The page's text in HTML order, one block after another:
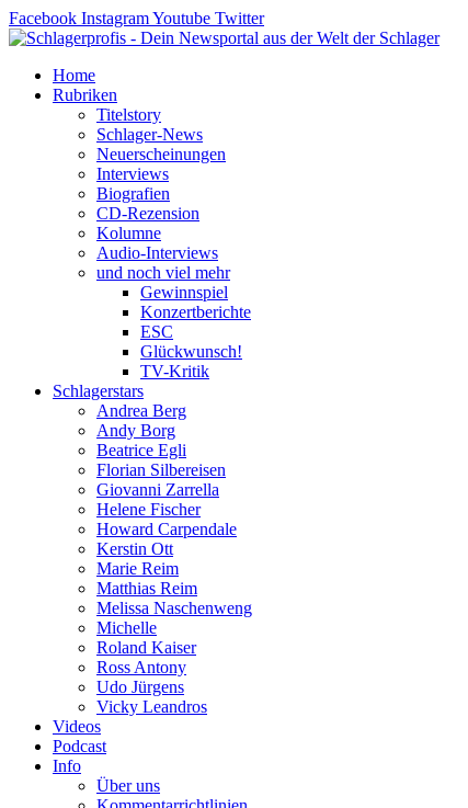
Zum
Inhalt
Facebook InstagramYoutube Twitter
Home
Rubriken
Titelstory
Schlager-News
Neuerscheinungen
Interviews
Biografien
CD-Rezension
Kolumne
Audio-Interviews
und noch viel mehr
Gewinnspiel
Konzertberichte
ESC
Glückwunsch!
TV-Kritik
Schlagerstars
Andrea Berg
Andy Borg
Beatrice Egli
Florian Silbereisen
Giovanni Zarrella
Helene Fischer
Howard Carpendale
Kerstin Ott
Marie Reim
Matthias Reim
Melissa Naschenweng
Michelle
Roland Kaiser
Ross Antony
Udo Jürgens
Vicky Leandros
Videos
Podcast
Info
Über uns